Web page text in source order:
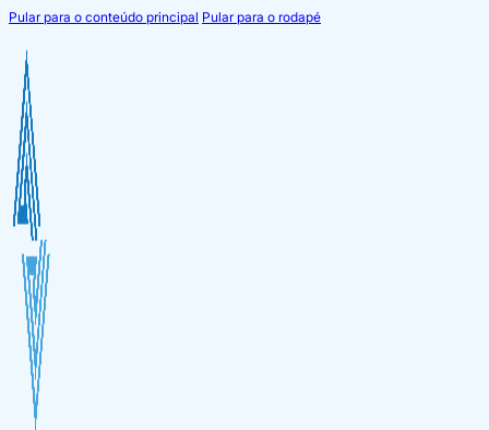
Pular para o conteúdo principal Pular para o rodapé